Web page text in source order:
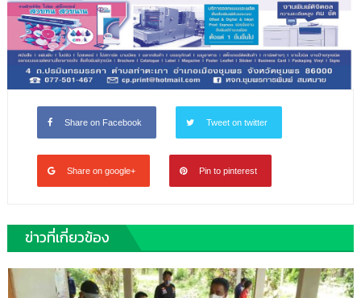
Share on Facebook Tweet on twitter
Share on google+ Pin to pinterest
ข่าวที่เกี่ยวข้อง